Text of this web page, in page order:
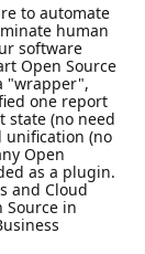
to automate
human
software
Open Source
"wrapper",
one report
state (no need
unification (no
Open
as a plugin.
and Cloud
Source in